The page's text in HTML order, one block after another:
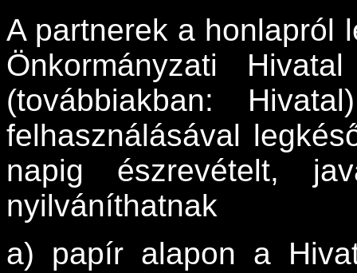
A partnerek a honlapról
Önkormányzati
(továbbiakban:
felhasználásával
napig észrevételt,
nyilváníthatnak
a) papír alapon a